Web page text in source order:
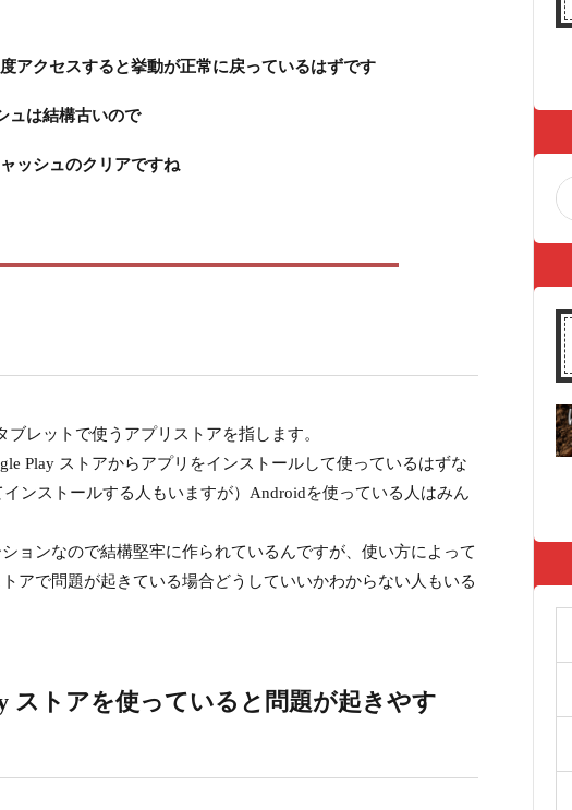
アクセスすると挙動が正常に戻っているはずです
ュは結構古いので
ッシュのクリアですね
レットで使うアプリストアを指します。
Play ストアからアプリをインストールして使っているはずな
ンストールする人もいますが）Androidを使っている人はみん
ョンなので結構堅牢に作られているんですが、使い方によって
アで問題が起きている場合どうしていいかわからない人もいる
ストアを使っていると問題が起きやす